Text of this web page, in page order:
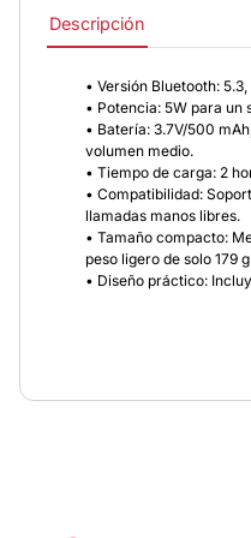
Descripción
• Versión Bluetooth:
• Potencia: 5W para un
• Batería: 3.7V/500
volumen medio.
• Tiempo de carga: 2
• Compatibilidad:
llamadas manos libres.
• Tamaño compacto:
peso ligero de solo 179
• Diseño práctico: